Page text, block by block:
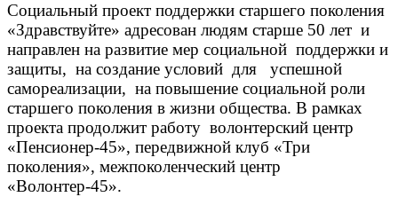
Социальный проект поддержки старшего поколения
«Здравствуйте» адресован людям старше 50 лет и
направлен на развитие мер социальной поддержки и
защиты, на создание условий для успешной
самореализации, на повышение социальной роли
старшего поколения в жизни общества. В рамках
проекта продолжит работу волонтерский центр
«Пенсионер-45», передвижной клуб «Три
поколения», межпоколенческий центр
«Волонтер-45».